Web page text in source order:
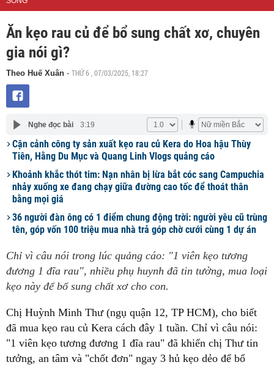
Ăn kẹo rau củ để bổ sung chất xơ, chuyên
gia nói gì?
Theo Huế Xuân - THỨ 6 , 07/03/2025, 18:27
Nghe đọc bài 3:19
Cận cảnh công ty sản xuất kẹo rau củ Kera do Hoa hậu Thùy
Tiên, Hằng Du Mục và Quang Linh Vlogs quảng cáo
Khoảnh khắc thót tim: Nạn nhân bị lừa bắt cóc sang Campuchia
nhảy xuống xe đang chạy giữa đường cao tốc để thoát thân
bằng mọi giá
36 người đàn ông có 1 điểm chung động trời: người yêu cũ trùng
tên, góp vốn 100 triệu mua nhà trả góp chờ cưới cùng 1 dự án
Chỉ vì câu nói trong lúc quảng cáo: "1 viên kẹo tương
đương 1 đĩa rau", nhiều phụ huynh đã tin tưởng, mua loại
kẹo này để bổ sung chất xơ cho con.
Chị Huỳnh Minh Thư (ngụ quận 12, TP HCM), cho biết
đã mua kẹo rau củ Kera cách đây 1 tuần. Chỉ vì câu nói:
"1 viên kẹo tương đương 1 đĩa rau" đã khiến chị Thư tin
tưởng, an tâm và "chốt đơn" ngay 3 hủ kẹo dẻo để bổ